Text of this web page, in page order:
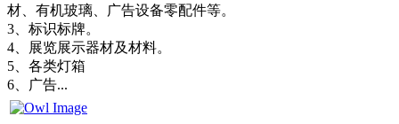
材、有机玻璃、广告设备零配件等。
3、标识标牌。
4、展览展示器材及材料。
5、各类灯箱
6、广告...